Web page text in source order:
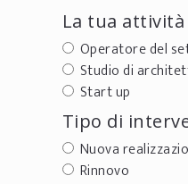
La tua
Operatore del
Studio di
Start up
Tipo di
Nuova
Rinnovo